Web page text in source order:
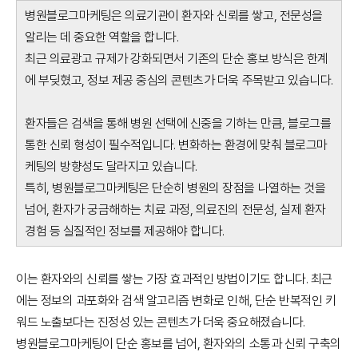
병원블로그마케팅은 의료기관이 환자와 신뢰를 쌓고, 전문성을
알리는 데 중요한 역할을 합니다.
최근 의료광고 규제가 강화되면서 기존의 단순 홍보 방식은 한계
에 부딪혔고, 정보 제공 중심의 콘텐츠가 더욱 주목받고 있습니다.
환자들은 검색을 통해 병원 선택에 신중을 기하는 만큼, 블로그를
통한 신뢰 형성이 필수적입니다. 변화하는 환경에 맞춰 블로그마
케팅의 방향성도 달라지고 있습니다.
특히, 병원블로그마케팅은 단순히 병원의 장점을 나열하는 것을
넘어, 환자가 궁금해하는 치료 과정, 의료진의 전문성, 실제 환자
경험 등 실질적인 정보를 제공해야 합니다.
이는 환자와의 신뢰를 쌓는 가장 효과적인 방법이기도 합니다. 최근
에는 정보의 과포화와 검색 알고리즘 변화로 인해, 단순 반복적인 키
워드 노출보다는 진정성 있는 콘텐츠가 더욱 중요해졌습니다.
병원블로그마케팅이 단순 홍보를 넘어, 환자와의 소통과 신뢰 구축의